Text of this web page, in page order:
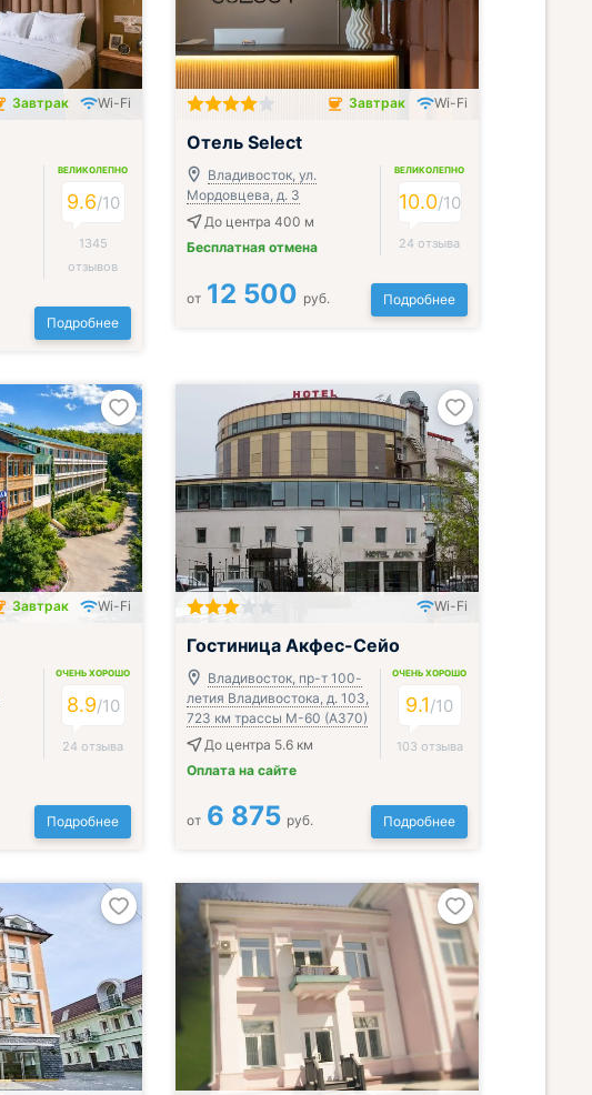
Завтрак Wi-Fi
ВЕЛИКОЛЕПНО
9.6/10
1345
отзывов
Подробнее
Завтрак включён
Завтрак Wi-Fi
Отель Select
Владивосток, ул.
Мордовцева, д. 3
До центра 400 м
Бесплатная отмена
ВЕЛИКОЛЕПНО
10.0/10
24 отзыва
от 12 500 руб. Подробнее
Завтрак Wi-Fi
ОЧЕНЬ ХОРОШО
8.9/10
24 отзыва
Подробнее
Включён завтрак, обед и ужин
Wi-Fi
Гостиница Акфес-Сейо
Владивосток, пр-т 100-
летия Владивостока, д. 103,
723 км трассы М-60 (А370)
До центра 5.6 км
Оплата на сайте
ОЧЕНЬ ХОРОШО
9.1/10
103 отзыва
от 6 875 руб. Подробнее